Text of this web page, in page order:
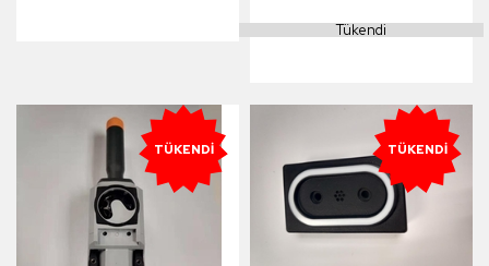
Tükendi
TÜKENDI TÜKENDI